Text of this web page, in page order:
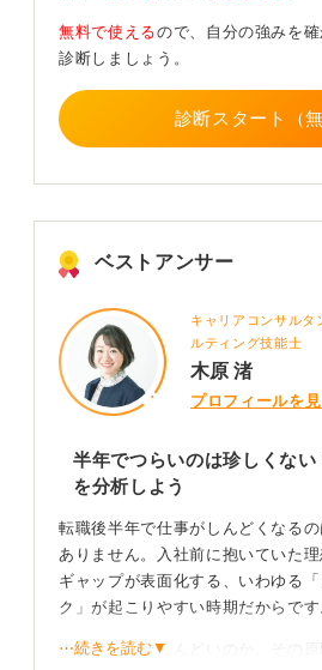
題」「次の一手」を振り返る習慣
期限を設定し、変化がなければ再転
る、という冷静な判断が重要です。
の道を選びましょう。
無料で使えるので、自分の強みを
診断しましょう。
診断スタート（無
ベストアンサー
キャリアコンサルタ
ルティング技能士
木原 渚
プロフィールを見
半年でつらいのは珍しくない
を分析しよう
転職後半年で仕事がしんどくなる
ありません。入社前に抱いていた
ギャップが表面化する、いわゆる
ク」が起こりやすい時期だからです
まずは、なぜしんどいのか、その原
⋯続きを読む▼